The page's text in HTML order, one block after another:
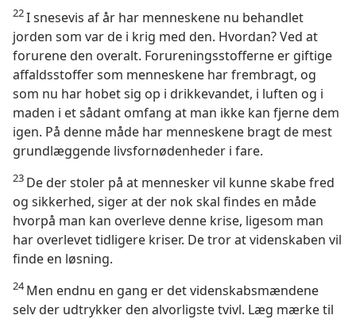
22I snesevis af år har menneskene nu behandlet
jorden som var de i krig med den. Hvordan? Ved at
forurene den overalt. Forureningsstofferne er giftige
affaldsstoffer som menneskene har frembragt, og
som nu har hobet sig op i drikkevandet, i luften og i
maden i et sådant omfang at man ikke kan fjerne dem
igen. På denne måde har menneskene bragt de mest
grundlæggende livsfornødenheder i fare.
23 De der stoler på at mennesker vil kunne skabe fred
og sikkerhed, siger at der nok skal findes en måde
hvorpå man kan overleve denne krise, ligesom man
har overlevet tidligere kriser. De tror at videnskaben vil
finde en løsning.
24Men endnu en gang er det videnskabsmændene
selv der udtrykker den alvorligste tvivl. Læg mærke til